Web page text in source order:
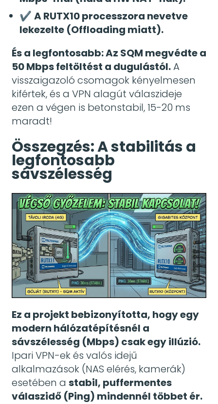
✔ A RUTX10 processzora nevetve
lekezelte (Offloading miatt).
És a legfontosabb: Az SQM megvédte a
50 Mbps feltöltést a dugulástól.A
visszaigazoló csomagok kényelmesen
kifértek, és a VPN alagút válaszideje
ezen a végen is betonstabil, 15-20 ms
maradt!
Összegzés: A stabilitás a
legfontosabb
sávszélesség
Ez a projekt bebizonyította, hogy egy
modern hálózatépítésnél a
sávszélesség (Mbps) csak egy illúzió.
Ipari VPN-ek és valós idejű
alkalmazások (NAS elérés, kamerák)
esetében a stabil, puffermentes
válaszidő (Ping) mindennél többet ér.